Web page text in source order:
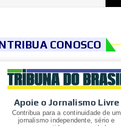
CONOSCO
Apoie o Jornalismo Livre
Contribua para a continuidade de um
jornalismo independente, sério e